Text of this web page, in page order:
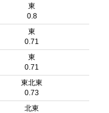
東
0.8
東
0.71
東
0.71
東北東
0.73
北東